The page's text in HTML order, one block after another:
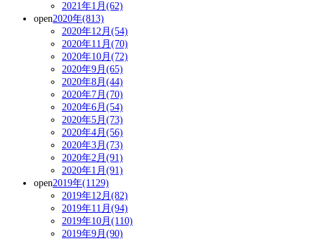
2021年1月(62)
open2020年(813)
2020年12月(54)
2020年11月(70)
2020年10月(72)
2020年9月(65)
2020年8月(44)
2020年7月(70)
2020年6月(54)
2020年5月(73)
2020年4月(56)
2020年3月(73)
2020年2月(91)
2020年1月(91)
open2019年(1129)
2019年12月(82)
2019年11月(94)
2019年10月(110)
2019年9月(90)